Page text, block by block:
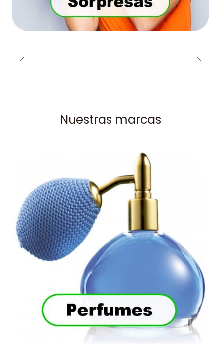
Nuestras marcas